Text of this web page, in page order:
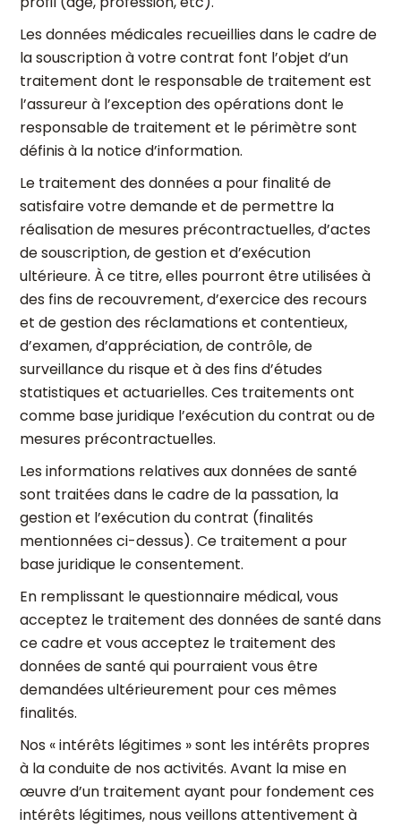
Les données médicales recueillies dans le cadre de
la souscription à votre contrat font l’objet d’un
traitement dont le responsable de traitement est
l’assureur à l’exception des opérations dont le
responsable de traitement et le périmètre sont
définis à la notice d’information.
Le traitement des données a pour finalité de
satisfaire votre demande et de permettre la
réalisation de mesures précontractuelles, d’actes
de souscription, de gestion et d’exécution
ultérieure. À ce titre, elles pourront être utilisées à
des fins de recouvrement, d’exercice des recours
et de gestion des réclamations et contentieux,
d’examen, d’appréciation, de contrôle, de
surveillance du risque et à des fins d’études
statistiques et actuarielles. Ces traitements ont
comme base juridique l’exécution du contrat ou de
mesures précontractuelles.
Les informations relatives aux données de santé
sont traitées dans le cadre de la passation, la
gestion et l’exécution du contrat (finalités
mentionnées ci-dessus). Ce traitement a pour
base juridique le consentement.
En remplissant le questionnaire médical, vous
acceptez le traitement des données de santé dans
ce cadre et vous acceptez le traitement des
données de santé qui pourraient vous être
demandées ultérieurement pour ces mêmes
finalités.
Nos « intérêts légitimes » sont les intérêts propres
à la conduite de nos activités. Avant la mise en
œuvre d’un traitement ayant pour fondement ces
intérêts légitimes, nous veillons attentivement à